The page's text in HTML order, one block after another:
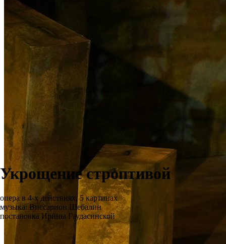
Укрощение строптивой
опера в 4-х действиях, 5 картинах
музыка: Виссарион Шебалин
постановка Ирины Гаудасинской